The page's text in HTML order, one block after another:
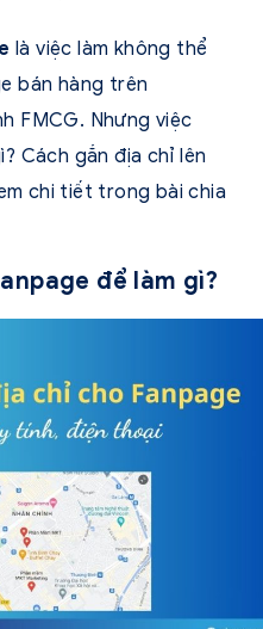
là việc làm không thể
bán hàng trên
FMCG. Nhưng việc
Cách gắn địa chỉ lên
chi tiết trong bài chia
để làm gì?